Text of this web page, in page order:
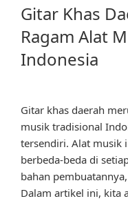
ON
Gitar Khas
Ragam Alat
Indonesia
Gitar khas daerah
musik tradisional
tersendiri. Alat musik
berbeda-beda di
bahan
Dalam artikel ini, kita